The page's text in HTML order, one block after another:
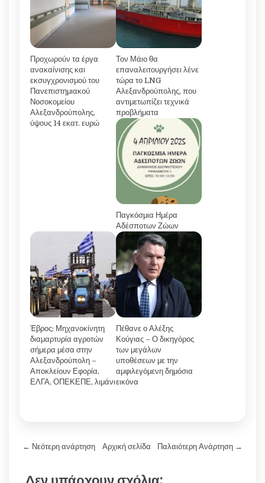
Προχωρούν τα έργα
ανακαίνισης και
εκσυγχρονισμού του
Πανεπιστημιακού
Νοσοκομείου
Αλεξανδρούπολης,
ύψους 14 εκατ. ευρώ
Τον Μάιο θα
επαναλειτουργήσει λένε
τώρα το LNG
Αλεξανδρούπολης, που
αντιμετωπίζει τεχνικά
προβλήματα
Παγκόσμια Ημέρα
Αδέσποτων Ζώων
Έβρος: Μηχανοκίνητη
διαμαρτυρία αγροτών
σήμερα μέσα στην
Αλεξανδρούπολη –
Αποκλείουν Εφορία,
ΕΛΓΑ, ΟΠΕΚΕΠΕ, λιμάνι
Πέθανε ο Αλέξης
Κούγιας – Ο δικηγόρος
των μεγάλων
υποθέσεων με την
αμφιλεγόμενη δημόσια
εικόνα
← Νεότερη ανάρτηση Παλαιότερη Ανάρτηση →
Αρχική σελίδα